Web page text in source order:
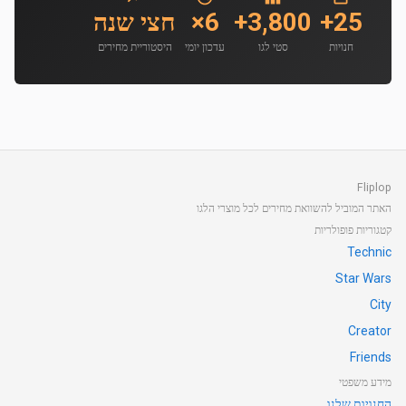
25+
חנויות
3,800+
סטי לגו
6×
עדכון יומי
חצי שנה
היסטוריית מחירים
Fliplop
האתר המוביל להשוואת מחירים לכל מוצרי הלגו
קטגוריות פופולריות
Technic
Star Wars
City
Creator
Friends
מידע משפטי